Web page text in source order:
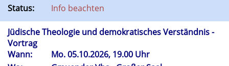
Status:
Info beachten
Jüdische Theologie und demokratisches Verständnis -
Vortrag
Wann:
Mo.05.10.2026, 19.00 Uhr